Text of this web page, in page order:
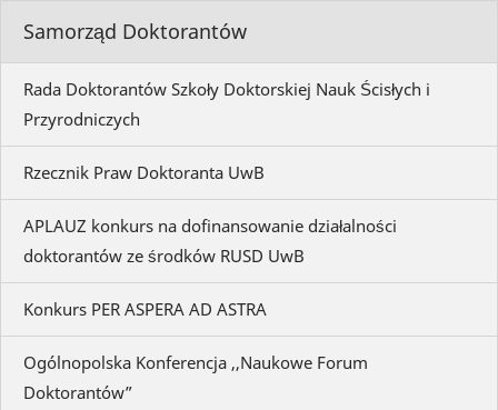
Samorząd Doktorantów
Rada Doktorantów Szkoły Doktorskiej Nauk Ścisłych i
Przyrodniczych
Rzecznik Praw Doktoranta UwB
APLAUZ konkurs na dofinansowanie działalności
doktorantów ze środków RUSD UwB
Konkurs PER ASPERA AD ASTRA
Ogólnopolska Konferencja ,,Naukowe Forum
Doktorantów”